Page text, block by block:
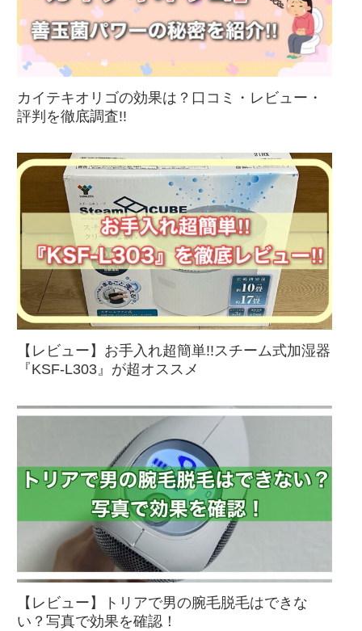
カイテキオリゴの効果は？口コミ・レビュー・
評判を徹底調査!!
【レビュー】お手入れ超簡単!!スチーム式加湿器
『KSF-L303』が超オススメ
【レビュー】トリアで男の腕毛脱毛はできな
い？写真で効果を確認！